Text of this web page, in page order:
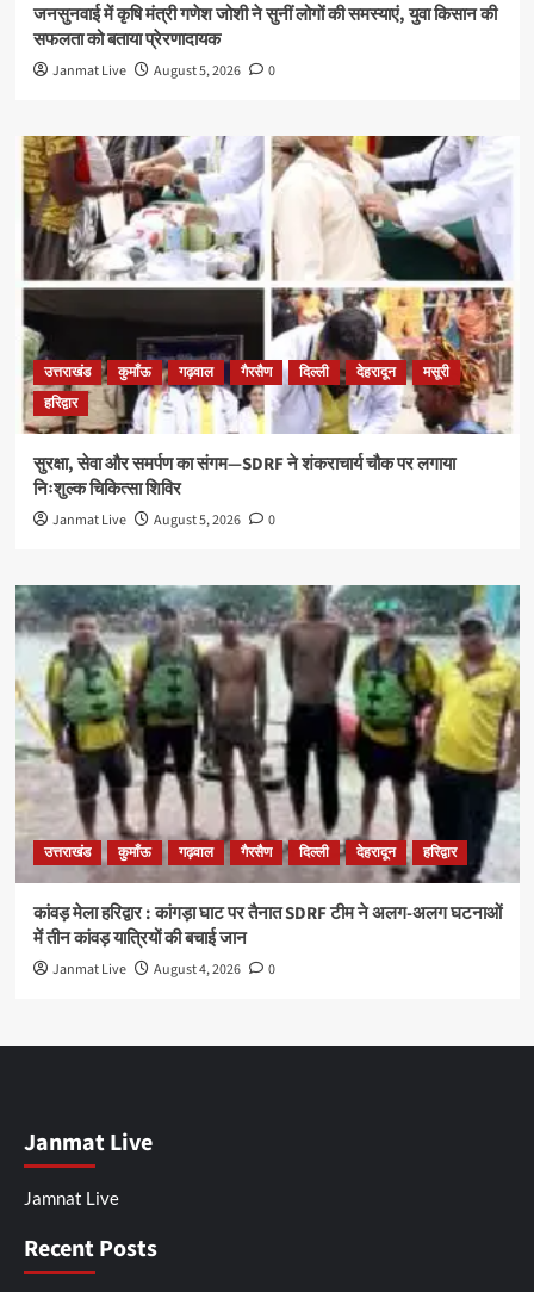
जनसुनवाई में कृषि मंत्री गणेश जोशी ने सुनीं लोगों की समस्याएं, युवा किसान की
सफलता को बताया प्रेरणादायक
Janmat Live August 5, 2026 0
उत्तराखंड कुमाँऊ गढ़वाल गैरसैण दिल्ली देहरादून
मसूरी
हरिद्वार
सुरक्षा, सेवा और समर्पण का संगम—SDRF ने शंकराचार्य चौक पर लगाया
निःशुल्क चिकित्सा शिविर
Janmat Live August 5, 2026 0
उत्तराखंड कुमाँऊ गढ़वाल गैरसैण दिल्ली देहरादून हरिद्वार
कांवड़ मेला हरिद्वार : कांगड़ा घाट पर तैनात SDRF टीम ने अलग-अलग घटनाओं
में तीन कांवड़ यात्रियों की बचाई जान
Janmat Live August 4, 2026 0
Janmat Live
Jamnat Live
Recent Posts